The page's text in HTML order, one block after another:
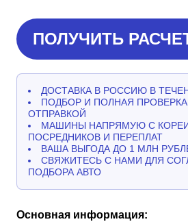
ПОЛУЧИТЬ
ДОСТАВКА В РОССИЮ В
ПОДБОР И ПОЛНАЯ
ОТПРАВКОЙ
МАШИНЫ НАПРЯМУЮ С
ПОСРЕДНИКОВ И ПЕРЕПЛАТ
ВАША ВЫГОДА ДО 1 МЛН
СВЯЖИТЕСЬ С НАМИ ДЛЯ
ПОДБОРА АВТО
Основная информация: